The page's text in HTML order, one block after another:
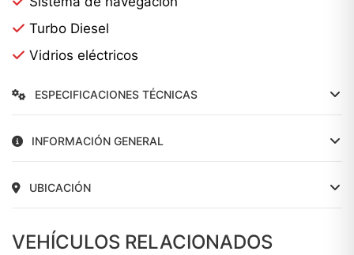
Turbo Diesel
Vidrios eléctricos
ESPECIFICACIONES TÉCNICAS
INFORMACIÓN GENERAL
UBICACIÓN
VEHÍCULOS RELACIONADOS